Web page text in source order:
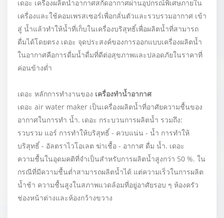
เดอะ เครื่องผลิตน้ำอากาศสกัดอากาศผ่านอุปกรณ์พิเศษภายใน
เครื่องและใช้คอมเพรสเซอร์เพื่อกลั่นตัวและรวบรวมอากาศ เข้า
สู่ น้ำแล้วทำให้น้ำที่เก็บในเครื่องบริสุทธิ์เพื่อผลิตน้ำที่สามารถ
ดื่มได้โดยตรง เดอะ จุดประสงค์ของการออกแบบเครื่องผลิตน้ำ
ในอากาศคือการดื่มน้ำดื่มที่ดีต่อสุขภาพและปลอดภัยในราคาที่
ค่อนข้างต่ำ
เดอะ หลักการทำงานของ เครื่องทำน้ำอากาศ
เดอะ air water maker เป็นเครื่องผลิตน้ำที่อาศัยความชื้นของ
อากาศในการทำ น้ำ. เดอะ กระบวนการผลิตน้ำ รวมถึง:
รวบรวม แอร์ การทำให้บริสุทธิ์ - ควบแน่น - น้ำ การทำให้
บริสุทธิ์ - อัลตราไวโอเลต ฆ่าเชื้อ - อากาศ ดื่ม น้ำ. เดอะ
ความชื้นในอุดมคติที่จำเป็นสำหรับการผลิตน้ำสูงกว่า 50 %. ใน
กรณีที่มีความชื้นต่ำสามารถผลิตน้ำได้ แต่ความเร็วในการผลิต
น้ำช้า ความชื้นสูงในสภาพแวดล้อมที่อยู่อาศัยรอบ ๆ ห้องครัว
ช่องหน้าต่างและห้องกว้างขวาง